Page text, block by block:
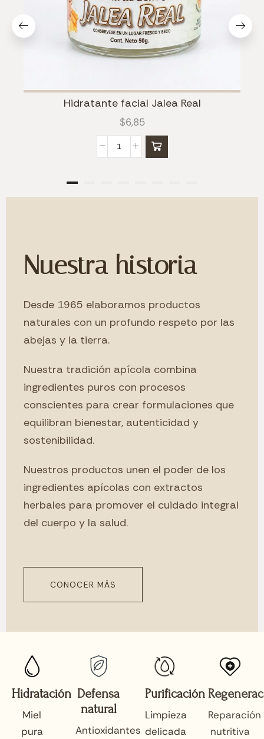
Hidratante facial Jalea Real
$6,85
Nuestra historia
Desde 1965 elaboramos productos
naturales con un profundo respeto por las
abejas y la tierra.
Nuestra tradición apícola combina
ingredientes puros con procesos
conscientes para crear formulaciones que
equilibran bienestar, autenticidad y
sostenibilidad.
Nuestros productos unen el poder de los
ingredientes apícolas con extractos
herbales para promover el cuidado integral
del cuerpo y la salud.
CONOCER MÁS
Hidratación
Miel
pura
Defensa
natural
Antioxidantes
Purificación
Limpieza
delicada
Reparación
nutritiva